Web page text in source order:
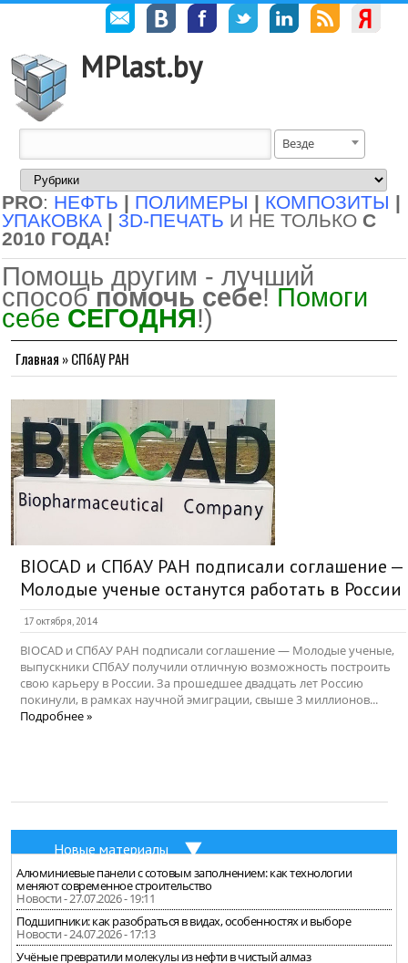
MPlast.by
Везде
PRO: НЕФТЬ | ПОЛИМЕРЫ | КОМПОЗИТЫ |
УПАКОВКА | 3D-ПЕЧАТЬ И НЕ ТОЛЬКО С
2010 ГОДА!
Помощь другим - лучший
способ помочь себе! Помоги
себе СЕГОДНЯ!)
Главная »СПбАУ РАН
BIOCAD и СПбАУ РАН подписали соглашение —
Молодые ученые останутся работать в России
17 октября, 2014
BIOCAD и СПбАУ РАН подписали соглашение — Молодые ученые,
выпускники СПбАУ получили отличную возможность построить
свою карьеру в России. За прошедшее двадцать лет Россию
покинули, в рамках научной эмиграции, свыше 3 миллионов...
Подробнее »
Новые материалы
Алюминиевые панели с сотовым заполнением: как технологии
меняют современное строительство
Новости - 27.07.2026 - 19:11
Подшипники: как разобраться в видах, особенностях и выборе
Новости - 24.07.2026 - 17:13
Учёные превратили молекулы из нефти в чистый алмаз